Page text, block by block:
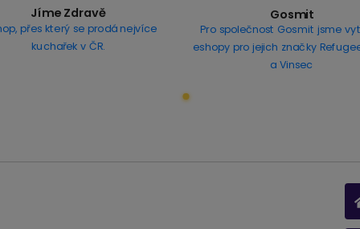
Jíme Zdravě
přes který se prodá nejvíce
kuchařek v ČR.
Gosmit
Pro společnost Gosmit jsme
eshopy pro jejich značky
a Vinsec